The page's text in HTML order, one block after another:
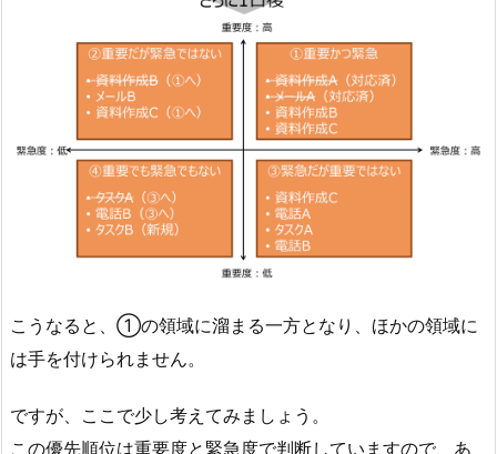
こうなると、①の領域に溜まる一方となり、ほかの領域に
は手を付けられません。
ですが、ここで少し考えてみましょう。
この優先順位は重要度と緊急度で判断していますので、あ